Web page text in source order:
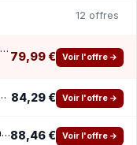
12 offres
Logitech Brio 500 Webcam HD avec Expo Auto (Graphite)
79,99 € Voir l'offre →
1920 x 1080 pixels USB-C Graphite 84,29 € Voir l'offre →
Webcam - Full HD 1080p - Logitech - Brio 500 - Microphone integre - Graphite88,46 € Voir l'offre →